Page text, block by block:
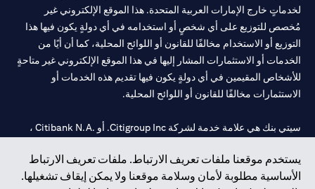
يستخدم موقعنا ملفات تعريف الارتباط. ملفات تعريف الارتباط
الأساسية مطلوبة لأمان وسلامة موقعنا ولا يمكن إيقاف تشغيلها.
لخدماتٍ خارج الإمارات العربية المتحدة. هذا الموقع الإلكتروني غير
مُخصص للتوزيع على أي شخصٍ أو استخدامه في أي دولةٍ يكون فيها هذا
التوزيع أو الاستخدام مخالفًا للقانون أو اللوائح المحلية، كما أن أيًا من
الخدمات أو الاستثمارات المشار إليها في هذا الموقع الإلكتروني غير متاحةٍ
للأشخاص المقيمين في أي دولةٍ يكون فيها تقديم هذه الخدمات أو
الاستثمارات مخالفًا للقانون أو اللوائح المحلية.
سيتي بنك هي علامة خدمة لشركة Citigroup Inc. أو .Citibank N.A ،
سيتي بنك إن. إيه. الإمارات مسجل لدى مصرف الإمارات المركزي تحت